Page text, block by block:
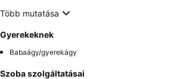
Több mutatása
Gyerekeknek
Babaágy/gyerekágy
Szoba szolgáltatásai